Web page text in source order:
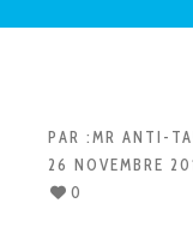
PAR :MR ANTI-
26 NOVEMBRE
0